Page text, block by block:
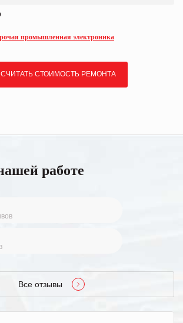
промышленная электроника
СТОИМОСТЬ РЕМОНТА
работе
Все отзывы